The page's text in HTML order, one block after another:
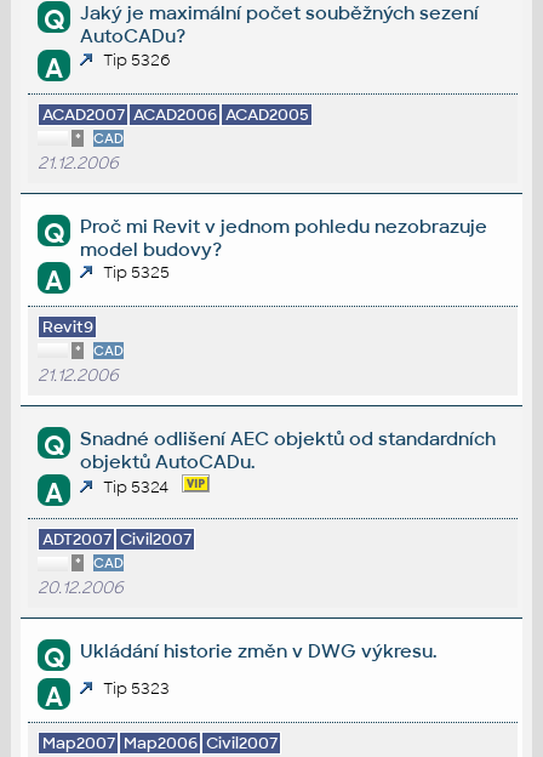
Q
Jaký je maximální počet souběžných sezení
AutoCADu?
A Tip 5326
ACAD2007 ACAD2006 ACAD2005
* CAD
21.12.2006
Q
Proč mi Revit v jednom pohledu nezobrazuje
model budovy?
A Tip 5325
Revit9
* CAD
21.12.2006
Q
Snadné odlišení AEC objektů od standardních
objektů AutoCADu.
A Tip 5324
ADT2007 Civil2007
* CAD
20.12.2006
Q Ukládání historie změn v DWG výkresu.
A Tip 5323
Map2007 Map2006 Civil2007